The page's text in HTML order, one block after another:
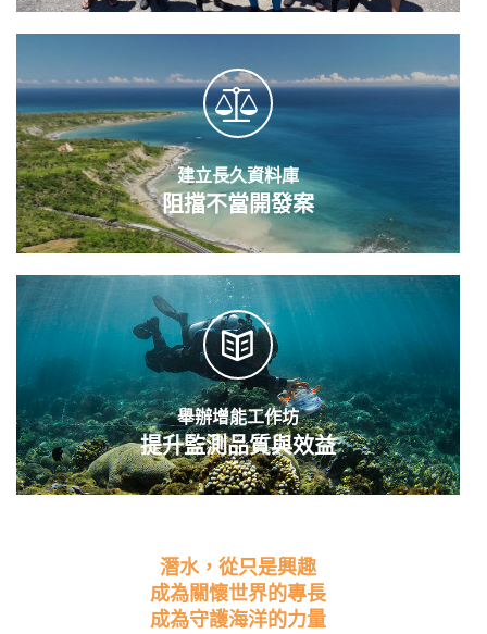
建立長久資料庫
阻擋不當開發案
舉辦增能工作坊
提升監測品質與效益
潛水，從只是興趣
成為關懷世界的專長
成為守護海洋的力量